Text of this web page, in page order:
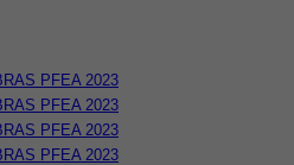
PFEA 2023
PFEA 2023
PFEA 2023
PFEA 2023